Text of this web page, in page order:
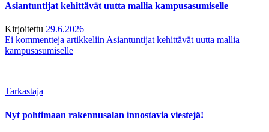
Asiantuntijat kehittävät uutta mallia kampusasumiselle
Kirjoitettu 29.6.2026
Ei kommentteja artikkeliin Asiantuntijat kehittävät uutta mallia
kampusasumiselle
Tarkastaja
Nyt pohtimaan rakennusalan innostavia viestejä!